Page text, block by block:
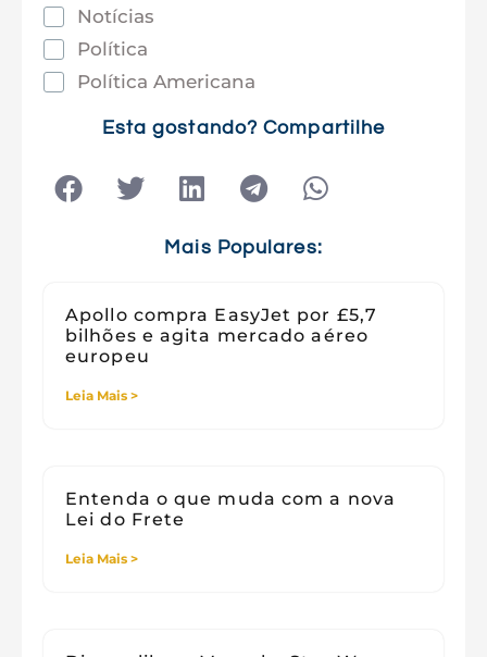
Notícias
Política
Política Americana
Tecnologia
Esta gostando? Compartilhe
Mais Populares:
Apollo compra EasyJet por £5,7
bilhões e agita mercado aéreo
europeu
Leia Mais >
Entenda o que muda com a nova
Lei do Frete
Leia Mais >